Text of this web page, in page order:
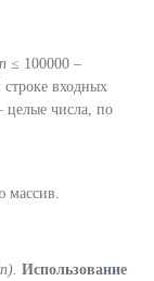
n ≤ 100000 –
входных
целые числа, по
массив.
Использование